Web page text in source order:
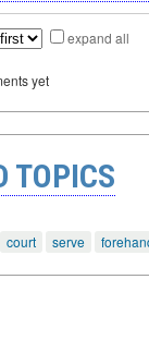
expand all
yet
TOPICS
court serve